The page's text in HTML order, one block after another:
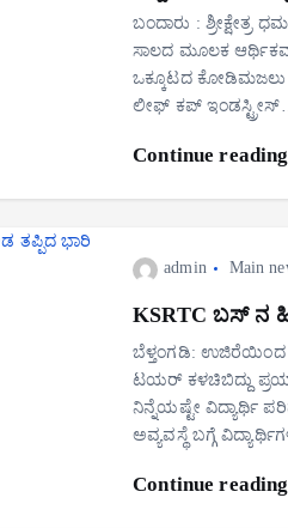
ಬಂದಾರು : ಶ್ರೀಕ್ಷೇತ್ರ
ಸಾಲದ ಮೂಲಕ
ಒಕ್ಕೂಟದ ಕೋಡಿಮಜಲು
ಲೀಫ್ ಕಪ್
Continue reading
admin Main
KSRTC ಬಸ್ ನ
ಬೆಳ್ತಂಗಡಿ: ಉಜಿರೆಯಿಂದ
ಟಯರ್‌ ಕಳಚಿಬಿದ್ದು
ನಿನ್ನೆಯಷ್ಟೇ ವಿದ್ಯಾರ್ಥಿ
ಅವ್ಯವಸ್ಥೆ ಬಗ್ಗೆ
Continue reading